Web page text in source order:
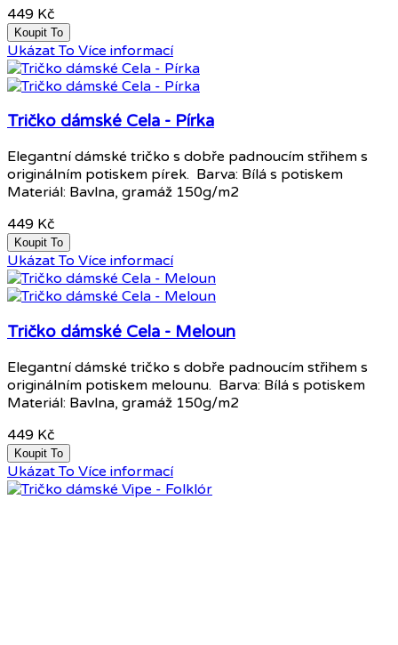
449 Kč
Koupit To
Ukázat To Více informací
Tričko dámské Cela - Pírka
Elegantní dámské tričko s dobře padnoucím střihem s
originálním potiskem pírek. Barva: Bílá s potiskem
Materiál: Bavlna, gramáž 150g/m2
449 Kč
Koupit To
Ukázat To Více informací
Tričko dámské Cela - Meloun
Elegantní dámské tričko s dobře padnoucím střihem s
originálním potiskem melounu. Barva: Bílá s potiskem
Materiál: Bavlna, gramáž 150g/m2
449 Kč
Koupit To
Ukázat To Více informací